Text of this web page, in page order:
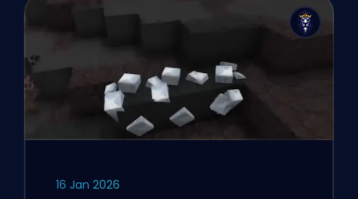
16 Jan 2026